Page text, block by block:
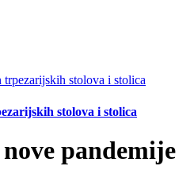
stolova i stolica
pandemije